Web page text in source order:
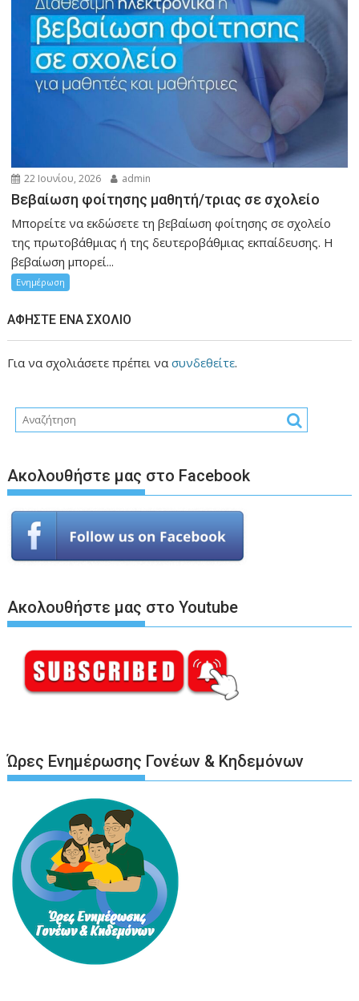
22 Ιουνίου, 2026 admin
Βεβαίωση φοίτησης μαθητή/τριας σε σχολείο
Μπορείτε να εκδώσετε τη βεβαίωση φοίτησης σε σχολείο
της πρωτοβάθμιας ή της δευτεροβάθμιας εκπαίδευσης. Η
βεβαίωση μπορεί...
Ενημέρωση
ΑΦΉΣΤΕ ΈΝΑ ΣΧΌΛΙΟ
Για να σχολιάσετε πρέπει νασυνδεθείτε.
Ακολουθήστε μας στο Facebook
Ακολουθήστε μας στο Youtube
Ώρες Ενημέρωσης Γονέων & Κηδεμόνων